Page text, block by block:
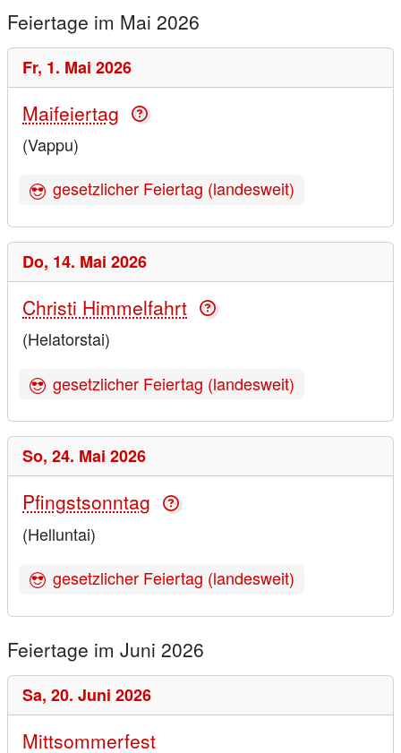
Feiertage im Mai 2026
Fr, 1. Mai 2026
Maifeiertag
(Vappu)
gesetzlicher Feiertag (landesweit)
Do, 14. Mai 2026
Christi Himmelfahrt
(Helatorstai)
gesetzlicher Feiertag (landesweit)
So, 24. Mai 2026
Pfingstsonntag
(Helluntai)
gesetzlicher Feiertag (landesweit)
Feiertage im Juni 2026
Sa, 20. Juni 2026
Mittsommerfest